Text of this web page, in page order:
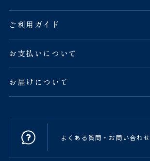
ご利用ガイド
お支払いについて
お届けについて
よくある質問・お問い合わせ